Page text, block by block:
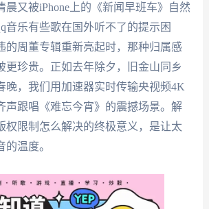
晨又被iPhone上的《新闻早班车》自然
音乐有些歌在国外听不了的提示困
的周董专辑重新亮起时，那种归属感
更珍贵。正如去年除夕，旧金山同乡
晚，我们用加速器实时传输央视频4K
声跟唱《难忘今宵》的震撼场景。解
权限制怎么解决的终极意义，是让太
温度。